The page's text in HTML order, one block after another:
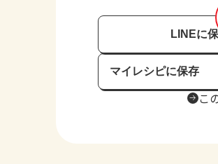
LINEに
マイレシピに保存
保存済み
こ